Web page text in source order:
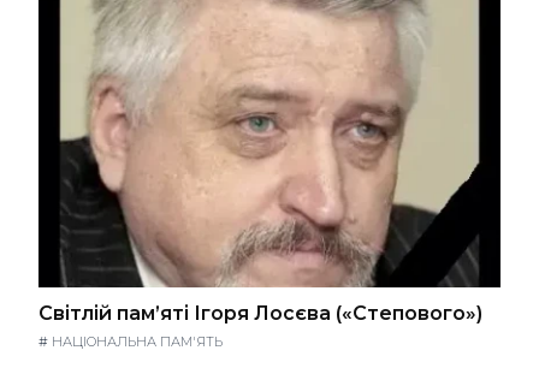
Світлій пам’яті Ігоря Лосєва («Степового»)
# НАЦІОНАЛЬНА ПАМ'ЯТЬ